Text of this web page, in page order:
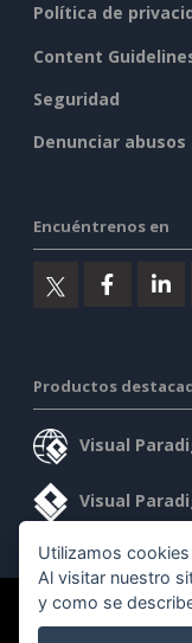
Política de
Content
Seguridad
Denunciar abusos
Encuéntrenos en
Productos
Visual
Visual
©2026 by Visual
Utilizamos
Al visitar nuestro
y como se